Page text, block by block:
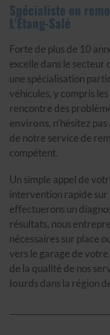
Spécialiste en
L'Étang-Salé
Forte de plus de 10
excelle dans le
une spécialisation
véhicules, y compris
rencontre des
environs, n'hésitez
de notre service de
compétent.
Un simple appel de
intervention rapide sur
effectuerons un
résultats, nous
nécessaires sur place
vers le garage de
de la qualité de nos
lourdsdans la région